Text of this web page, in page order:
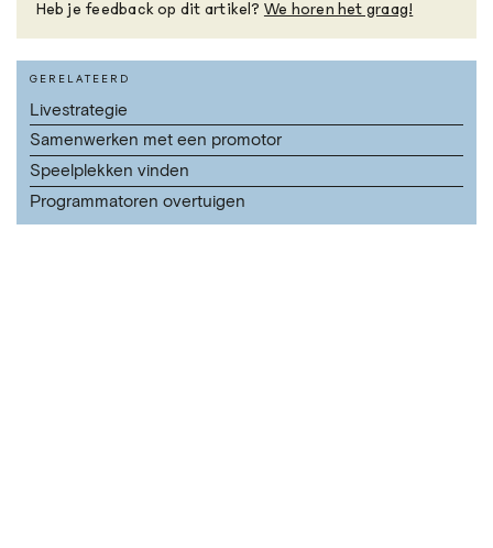
Heb je feedback op dit artikel? We horen het graag!
GERELATEERD
Livestrategie
Samenwerken met een promotor
Speelplekken vinden
Programmatoren overtuigen